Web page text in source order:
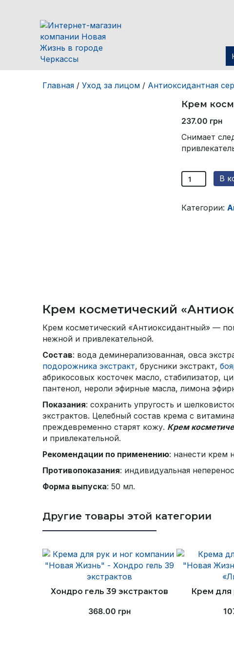
Главная / Уход за лицом / Антиоксидантная
Крем
237.00 грн
Снимает
Количество
товара
В
Категории:
Крем косметический
Крем косметический «Антиоксидантный» —
нежной и привлекательной.
Состав: вода деминерализованная, овса
подорожника экстракт, брусники экстракт,
абрикосовых косточек масло, стабилизатор,
пантенол, нероли эфирные масла, лимона
Показания: сохранить упругость и
экстрактов. Целебный состав крема с
преждевременно старят кожу. Крем
и привлекательной.
Рекомендации по применению: нанести крем
Противопоказания: индивидуальная
Форма выпуска: 50 мл.
Другие товары этой категории
Хондро гель 39 экстрактов
368.00 грн
Крем для